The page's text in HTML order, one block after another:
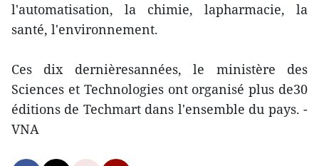
l'automatisation, la chimie, lapharmacie, la
santé, l'environnement.
Ces dix dernièresannées, le ministère des
Sciences et Technologies ont organisé plus de30
éditions de Techmart dans l'ensemble du pays. -
VNA